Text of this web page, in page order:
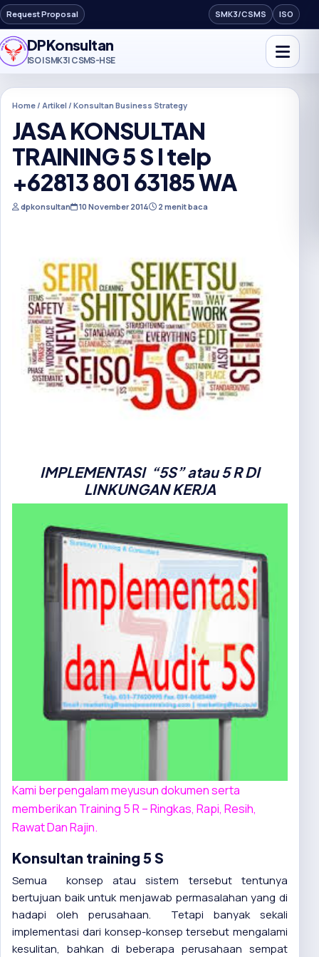
Request Proposal SMK3/CSMS ISO
DPKonsultan
ISO | SMK3 | CSMS-HSE
Home / Artikel / Konsultan Business Strategy
JASA KONSULTAN
TRAINING 5 S I telp
+62813 801 63185 WA
dpkonsultan 10 November 2014 2 menit baca
IMPLEMENTASI “5S”atau5 R DI
LINKUNGAN KERJA
Kami berpengalam meyusun dokumen serta
memberikan Training 5 R – Ringkas, Rapi, Resih,
Rawat Dan Rajin.
Konsultan training 5 S
Semua konsep atau sistem tersebut tentunya
bertujuan baik untuk menjawab permasalahan yang di
hadapi oleh perusahaan. Tetapi banyak sekali
implementasi dari konsep-konsep tersebut mengalami
kesulitan, bahkan di beberapa perusahaan sempat